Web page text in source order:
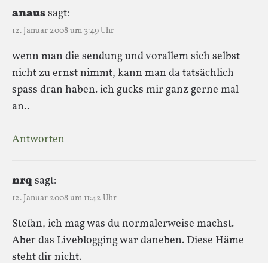
anaussagt:
12. Januar 2008 um 3:49 Uhr
wenn man die sendung und vorallem sich selbst
nicht zu ernst nimmt, kann man da tatsächlich
spass dran haben. ich gucks mir ganz gerne mal
an..
Antworten
nrq sagt:
12. Januar 2008 um 11:42 Uhr
Stefan, ich mag was du normalerweise machst.
Aber das Liveblogging war daneben. Diese Häme
steht dir nicht.